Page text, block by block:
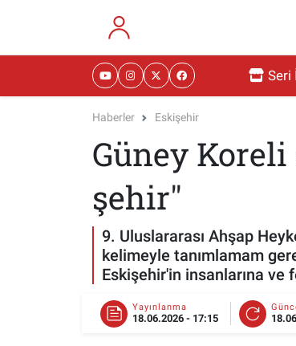
Seri
Haberler Eskişehir
Güney
şehir"
9. Uluslararası Ahşap
kelimeyle tanımlamam
Eskişehir'in insanlarına ve
Yayınlanma
18.06.2026 - 17:15
RESMİ İLANLAR
MAGAZİN
TEKNOLOJİ
Eskişehir Nöbetçi Eczaneler
Eskişehir Namaz Vakitleri
Eskişehir Trafik Yoğunluk Haritası
Süper Lig Puan Durumu ve Fikstür
Tüm Manşetler
Son Dakika Haberleri